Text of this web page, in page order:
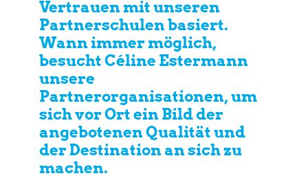
Vertrauen mit unseren
Partnerschulen basiert.
Wann immer möglich,
besucht Céline Estermann
unsere
Partnerorganisationen, um
sich vor Ort ein Bild der
angebotenen Qualität und
der Destination an sich zu
machen.